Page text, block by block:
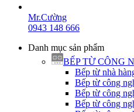
Mr.Cường
0943 148 666
Danh mục sản phẩm
BẾP TỪ CÔNG
Bếp từ nhà
Bếp từ công
Bếp từ công
Bếp từ công